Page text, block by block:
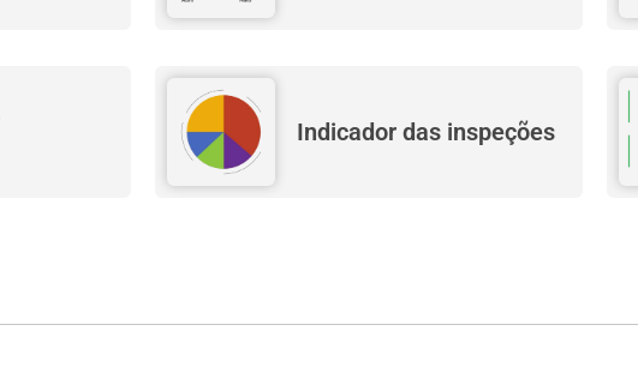
Indicador das inspeções